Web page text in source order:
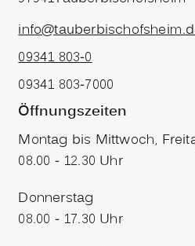
09341 803-0
09341 803-7000
Öffnungszeiten
Montag bis Mittwoch,
08.00 - 12.30 Uhr
Donnerstag
08.00 - 17.30 Uhr